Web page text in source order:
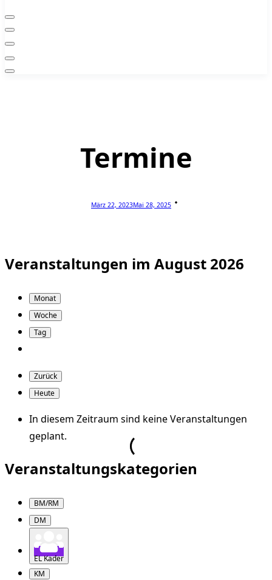
Termine
März 22, 2023Mai 28, 2025
Veranstaltungen im August 2026
Monat
Woche
Tag
Zurück
Heute
In diesem Zeitraum sind keine Veranstaltungen
geplant.
Veranstaltungskategorien
BM/RM
DM
EL Kader
KM